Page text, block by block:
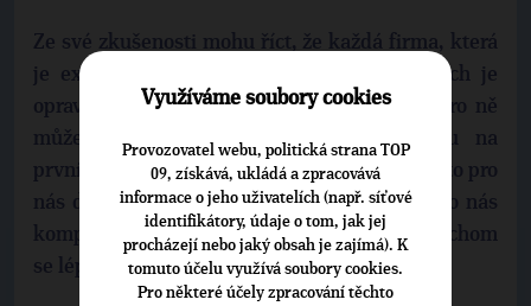
Ze své zkušenosti mohu říct, že každá firma, která
je exportní – a těch u nás na východě Čech je
opravdu celá řada – tak na můj dotaz, co pro ně
můžeme udělat jako zákonodárci, řeknou na
prvním nebo druhém místě,zaveďte euro
. Je to pro
nás důležité, je to pro nás pohodlné, je to pro nás
komplikace, že euro stále nemáme. Mohli bychom
se lépe rozvíjet.
Využíváme soubory cookies
Provozovatel webu, politická strana TOP
09, získává, ukládá a zpracovává
informace o jeho uživatelích (např. síťové
identifikátory, údaje o tom, jak jej
procházejí nebo jaký obsah je zajímá). K
tomuto účelu využívá soubory cookies.
Pro některé účely zpracování těchto